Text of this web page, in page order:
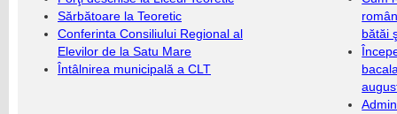
Sărbătoare la Teoretic
Conferinta Consiliului Regional al
Elevilor de la Satu Mare
Întâlnirea municipală a CLT
bătăi